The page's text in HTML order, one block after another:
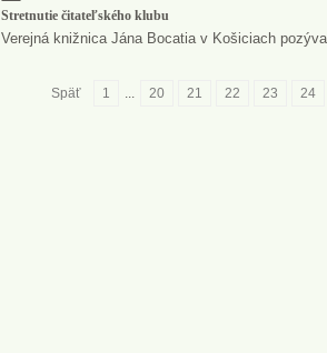
Stretnutie čitateľského klubu
Verejná knižnica Jána Bocatia v Košiciach
Späť 1 ... 20 21 22 23 24